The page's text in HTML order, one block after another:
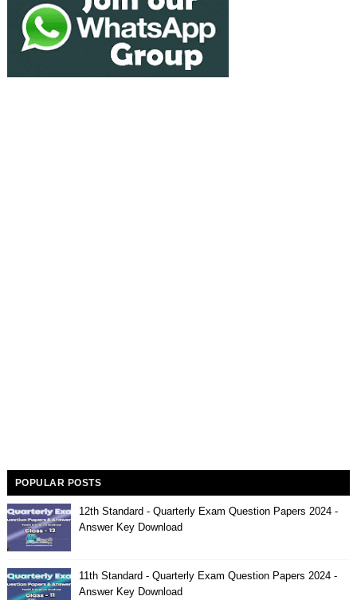
POPULAR POSTS
12th Standard - Quarterly Exam Question Papers 2024 -
Answer Key Download
11th Standard - Quarterly Exam Question Papers 2024 -
Answer Key Download